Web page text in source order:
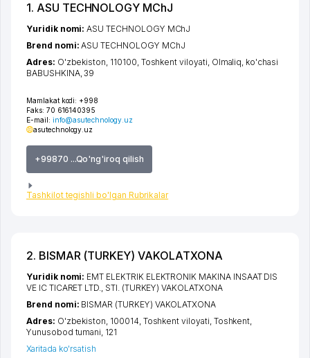
1. ASU TECHNOLOGY MChJ
Mamlakat kodi: +998
Faks: 70 616140395
E-mail: info@asutechnology.uz
asutechnology.uz
+99870 ...Qo'ng'iroq qilish
Tashkilot tegishli bo'lgan Rubrikalar
Yuridik nomi:ASU TECHNOLOGY MChJ
Brend nomi:ASU TECHNOLOGY MChJ
Adres: O'zbekiston, 110100, Toshkent viloyati, Olmaliq, ko'chasi
BABUSHKINA, 39
2. BISMAR (TURKEY) VAKOLATXONA
Yuridik nomi: EMT ELEKTRIK ELEKTRONIK MAKINA INSAAT DIS
VE IC TICARET LTD., STI. (TURKEY) VAKOLATXONA
Brend nomi: BISMAR (TURKEY) VAKOLATXONA
Adres: O'zbekiston, 100014, Toshkent viloyati, Toshkent,
Yunusobod tumani, 121
Xaritada ko'rsatish